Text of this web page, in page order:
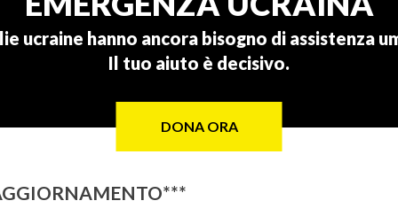
ucraine hanno ancora bisogno di assistenza
Il tuo aiuto è decisivo.
DONA ORA